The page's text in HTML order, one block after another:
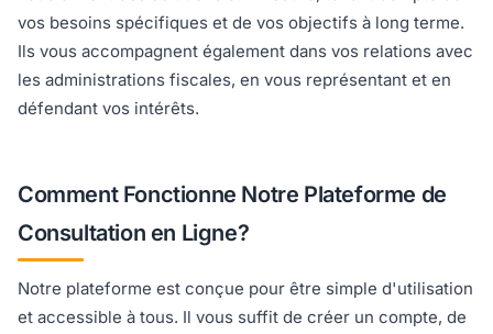
vos besoins spécifiques et de vos objectifs à long terme.
Ils vous accompagnent également dans vos relations avec
les administrations fiscales, en vous représentant et en
défendant vos intérêts.
Comment Fonctionne Notre Plateforme de
Consultation en Ligne?
Notre plateforme est conçue pour être simple d'utilisation
et accessible à tous. Il vous suffit de créer un compte, de